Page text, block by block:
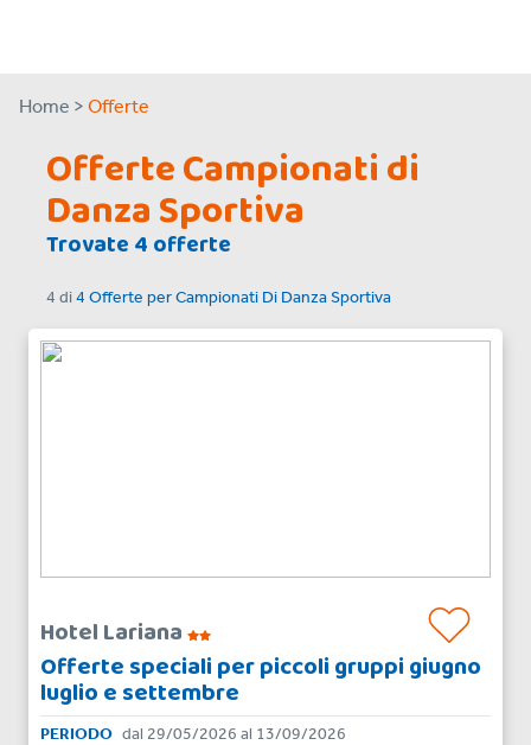
Home > Offerte
Offerte Campionati di
Danza Sportiva
Trovate 4 offerte
4 di4 Offerte perCampionati Di Danza Sportiva
Hotel Lariana
Offerte speciali per piccoli gruppi giugno
luglio e settembre
PERIODO dal 29/05/2026 al 13/09/2026